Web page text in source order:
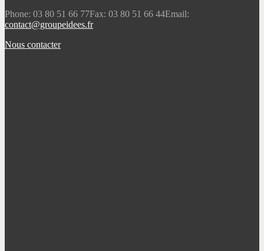
Phone: 03 80 51 66 77Fax: 03 80 51 66 44Email:
contact@groupeidees.fr
Nous contacter